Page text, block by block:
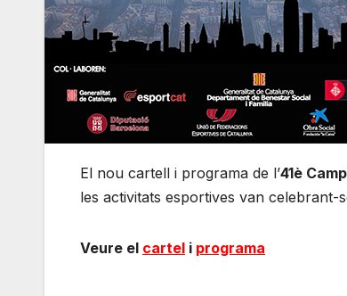
El nou cartell i programa de l’41è
les activitats esportives van celebrant-
Veure el cartel i programa